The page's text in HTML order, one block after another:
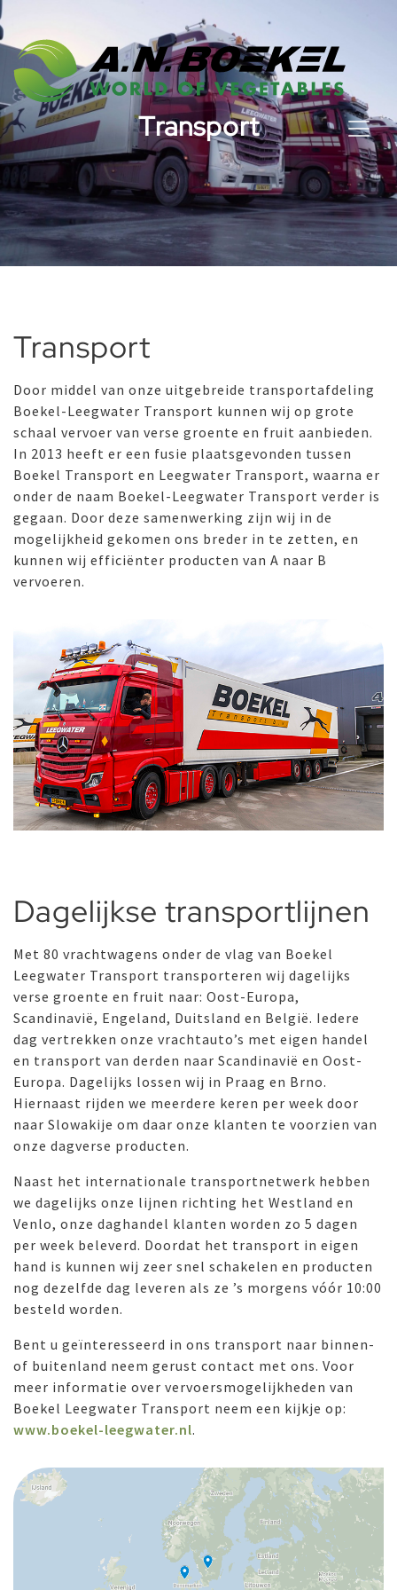
Transport
Transport
Door middel van onze uitgebreide transportafdeling
Boekel-Leegwater Transport kunnen wij op grote
schaal vervoer van verse groente en fruit aanbieden.
In 2013 heeft er een fusie plaatsgevonden tussen
Boekel Transport en Leegwater Transport, waarna er
onder de naam Boekel-Leegwater Transport verder is
gegaan. Door deze samenwerking zijn wij in de
mogelijkheid gekomen ons breder in te zetten, en
kunnen wij efficiënter producten van A naar B
vervoeren.
Dagelijkse transportlijnen
Met 80 vrachtwagens onder de vlag van Boekel
Leegwater Transport transporteren wij dagelijks
verse groente en fruit naar: Oost-Europa,
Scandinavië, Engeland, Duitsland en België. Iedere
dag vertrekken onze vrachtauto’s met eigen handel
en transport van derden naar Scandinavië en Oost-
Europa. Dagelijks lossen wij in Praag en Brno.
Hiernaast rijden we meerdere keren per week door
naar Slowakije om daar onze klanten te voorzien van
onze dagverse producten.
Naast het internationale transportnetwerk hebben
we dagelijks onze lijnen richting het Westland en
Venlo, onze daghandel klanten worden zo 5 dagen
per week beleverd. Doordat het transport in eigen
hand is kunnen wij zeer snel schakelen en producten
nog dezelfde dag leveren als ze ’s morgens vóór 10:00
besteld worden.
Bent u geïnteresseerd in ons transport naar binnen-
of buitenland neem gerust contact met ons. Voor
meer informatie over vervoersmogelijkheden van
Boekel Leegwater Transport neem een kijkje op:
www.boekel-leegwater.nl.